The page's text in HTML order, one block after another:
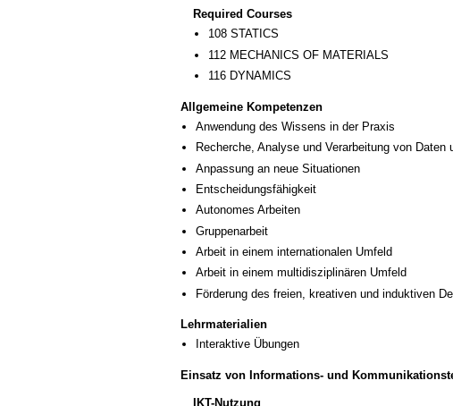
Required Courses
108 STATICS
112 MECHANICS OF MATERIALS
116 DYNAMICS
Allgemeine Kompetenzen
Anwendung des Wissens in der Praxis
Recherche, Analyse und Verarbeitung von
Anpassung an neue Situationen
Entscheidungsfähigkeit
Autonomes Arbeiten
Gruppenarbeit
Arbeit in einem internationalen Umfeld
Arbeit in einem multidisziplinären Umfeld
Förderung des freien, kreativen und induktiven
Lehrmaterialien
Interaktive Übungen
Einsatz von Informations- und
IKT-Nutzung